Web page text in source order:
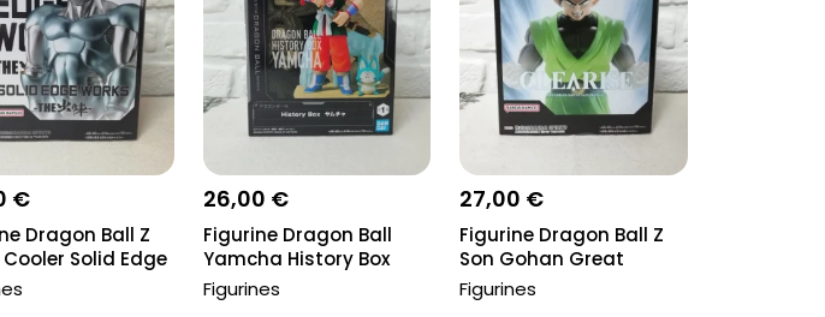
€
Dragon Ball Z
Solid Edge
26,00 €
Figurine Dragon Ball
Yamcha History Box
Figurines
27,00 €
Figurine Dragon Ball Z
Son Gohan Great
Saiyaman Cl...
Figurines